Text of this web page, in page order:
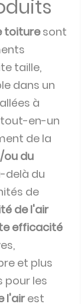
toituresont
taille,
dans un
à
tout-en-un
de la
ou du
delà du
de
de l'air
efficacité
et plus
pour les
l'airest